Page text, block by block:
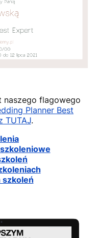
naszego flagowego
Planner Best
TUTAJ.
szkoleń